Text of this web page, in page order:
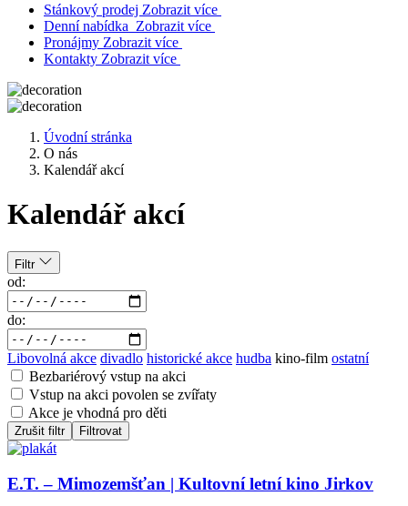
Stánkový prodej Zobrazit více
Denní nabídka Zobrazit více
Pronájmy Zobrazit více
Kontakty Zobrazit více
Úvodní stránka
O nás
Kalendář akcí
Kalendář akcí
Filtr
od:
do:
Libovolná akce divadlo historické akce hudba kino-film ostatní
Bezbariérový vstup na akci
Vstup na akci povolen se zvířaty
Akce je vhodná pro děti
Zrušit filtr Filtrovat
E.T. – Mimozemšťan | Kultovní letní kino Jirkov